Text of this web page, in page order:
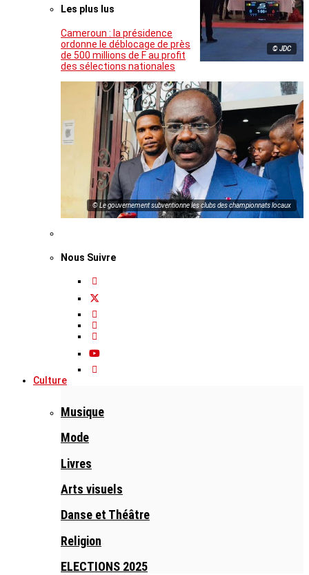
© JDC
Les plus lus
Cameroun : la présidence
ordonne le déblocage de près
de 500 millions de F au profit
des sélections nationales
© Le gouvernement subventionne les clubs des championnats locaux
Nous Suivre
Culture
Musique
Mode
Livres
Arts visuels
Danse et Théâtre
Religion
ELECTIONS 2025